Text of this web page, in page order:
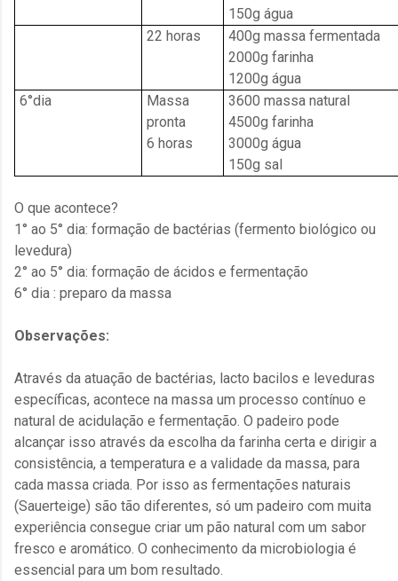
150g água
22 horas
400g massa fermentada
2000g farinha
1200g água
6°dia
Massa
pronta
6 horas
3600 massa natural
4500g farinha
3000g água
150g sal
O que acontece?
1° ao 5° dia: formação de bactérias (fermento biológico ou
levedura)
2° ao 5° dia: formação de ácidos e fermentação
6° dia : preparo da massa
Observações:
Através da atuação de bactérias, lacto bacilos e leveduras
específicas, acontece na massa um processo contínuo e
natural de acidulação e fermentação. O padeiro pode
alcançar isso através da escolha da farinha certa e dirigir a
consistência, a temperatura e a validade da massa, para
cada massa criada. Por isso as fermentações naturais
(Sauerteige) são tão diferentes, só um padeiro com muita
experiência consegue criar um pão natural com um sabor
fresco e aromático. O conhecimento da microbiologia é
essencial para um bom resultado.